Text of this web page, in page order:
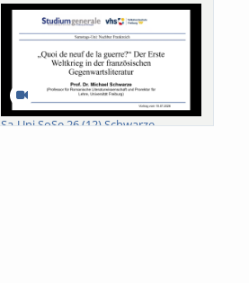
Sa-Uni SoSe 26 (12) Schwarze